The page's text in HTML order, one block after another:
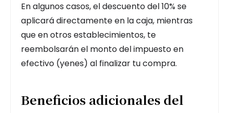
En algunos casos, el descuento del 10% se
aplicará directamente en la caja, mientras
que en otros establecimientos, te
reembolsarán el monto del impuesto en
efectivo (yenes) al finalizar tu compra.
Beneficios adicionales del